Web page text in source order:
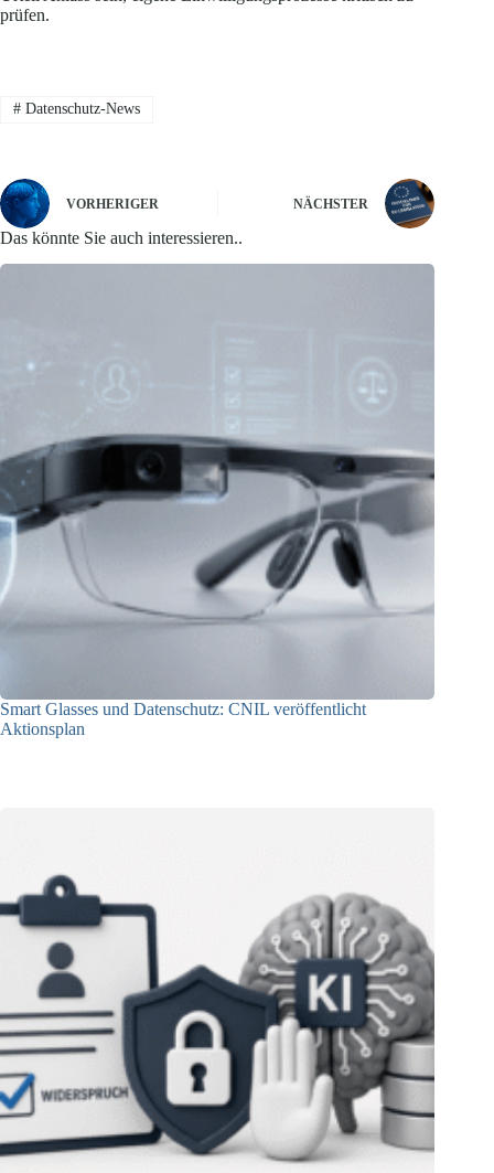
prüfen.
#Datenschutz-News
VORHERIGER NÄCHSTER
Das könnte Sie auch interessieren..
Smart Glasses und Datenschutz: CNIL veröffentlicht
Aktionsplan